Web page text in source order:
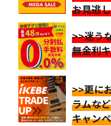
お見逃
>>迷う
無金利
>>更に
ラムな
キャン